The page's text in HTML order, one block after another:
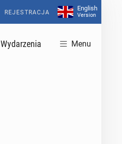
REJESTRACJA
English
Version
Wydarzenia Menu